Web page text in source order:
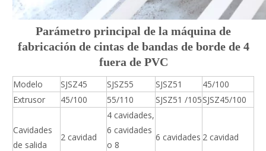
Parámetro principal de la máquina de
fabricación de cintas de bandas de borde de 4
fuera de PVC
Modelo SJSZ45 SJSZ55 SJSZ51
45/100
Extrusor
45/100 55/110 SJSZ51 /105SJSZ45/100
Cavidades
de salida
2 cavidad
4 cavidades,
6 cavidades
o 8
6 cavidades 2 cavidad